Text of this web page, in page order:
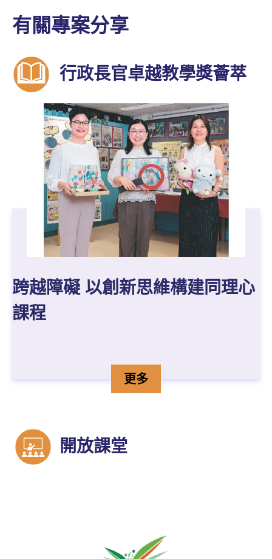
有關專案分享
行政長官卓越教學獎薈萃
跨越障礙 以創新思維構建同理心
課程
跨越障礙 以創新思維構建
更多詳情
開放課堂